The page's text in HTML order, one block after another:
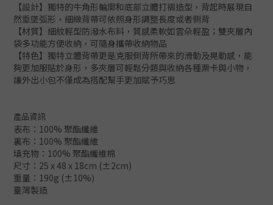
【設計】獨特的牛角形輪廓和底部立體打褶造型，背起時展現自
然垂墜弧形，細緻背帶可依照身形調整長度或者側背
【材質】細紋輕型防潑水布料，質感柔軟如雲朵輕盈；雙夾層內
袋多功能方便收納，可隨身攜帶收納物品
【特色】獨特立體背帶更是克服側背所帶來的滑動及晃動感，能
夠更加服貼於身形，多夾層可輕鬆分類與收納各種票卡與小物，
讓外出小包不僅成為搭配幫手更加賦予巧思
產品資訊
表布：100% 聚酯纖維
裏布：100% 聚酯纖維
填充物：100% 聚酯纖維棉
尺寸：25 x 48 x 18cm (±2cm)
重量：190g (±10%)
臺灣製造